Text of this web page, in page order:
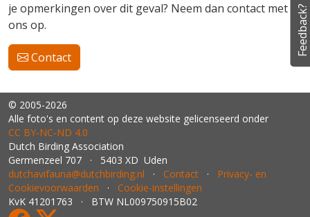
je opmerkingen over dit geval? Neem dan contact met
ons op.
Contact
© 2005-2026
Alle foto's en content op deze website gelicenseerd onder
CC BY‑NC‑ND 4.0
Dutch Birding Association
Germenzeel 707 · 5403 XD Uden
dutchavifauna@dutchbirding.nl · Contact · Privacy- en
Cookievoorwaarden · Cookie-instellingen
KvK 41201763 · BTW NL009750915B02
Feedback?